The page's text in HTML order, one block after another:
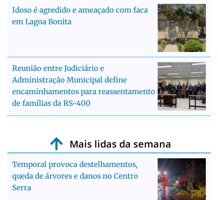
Idoso é agredido e ameaçado com faca
em Lagoa Bonita
Reunião entre Judiciário e
Administração Municipal define
encaminhamentos para reassentamento
de famílias da RS-400
Mais lidas da semana
Temporal provoca destelhamentos,
queda de árvores e danos no Centro
Serra